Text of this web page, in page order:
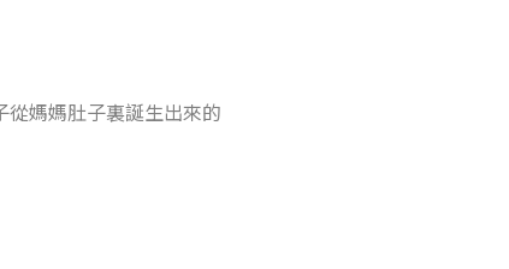
媽媽肚子裏誕生出來的